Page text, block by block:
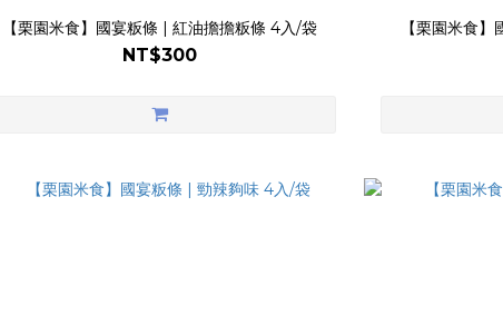
【栗園米食】國宴粄條 | 紅油擔擔粄條 4入/袋
NT$300
【栗園米食